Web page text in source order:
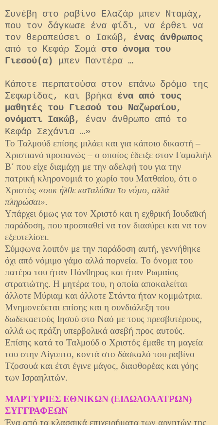
Συνέβη στο ραβίνο Ελαζάρ μπεν Νταμάχ,
που τον δάγκωσε ένα φίδι, να έρθει να
τον θεραπεύσει ο Ιακώβ, ένας άνθρωπος
από το Κεφάρ Σομά στο όνομα του
Γιεσού(α) μπεν Παντέρα …
Κάποτε περπατούσα στον επάνω δρόμο της
Σεφωρίδας, και βρήκα ένα από τους
μαθητές του Γιεσού του Ναζωραίου,
ονόματι Ιακώβ,
έναν άνθρωπο από το
Κεφάρ Σεχάνια …»
Το Ταλμούδ επίσης μιλάει και για κάποιο δικαστή –
Χριστιανό προφανώς – ο οποίος έδειξε στον Γαμαλιήλ
Β΄ που είχε διαμάχη με την αδελφή του για την
πατρική κληρονομιά το χωρίο του Ματθαίου, ότι ο
Χριστός «ουκ ήλθε καταλύσαι το νόμο, αλλά
πληρώσαι».
Υπάρχει όμως για τον Χριστό και η εχθρική Ιουδαϊκή
παράδοση, που προσπαθεί να τον διασύρει και να τον
εξευτελίσει.
Σύμφωνα λοιπόν με την παράδοση αυτή, γεννήθηκε
όχι από νόμιμο γάμο αλλά πορνεία. Το όνομα του
πατέρα του ήταν Πάνθηρας και ήταν Ρωμαίος
στρατιώτης. Η μητέρα του, η οποία αποκαλείται
άλλοτε Μύριαμ και άλλοτε Στάντα ήταν κομμώτρια.
Μνημονεύεται επίσης και η συνδιάλεξη του
δωδεκαετούς Ιησού στο Ναό με τους πρεσβυτέρους,
αλλά ως πράξη υπερβολικά ασεβή προς αυτούς.
Επίσης κατά το Ταλμούδ ο Χριστός έμαθε τη μαγεία
του στην Αίγυπτο, κοντά στο δάσκαλό του ραβίνο
Τζοσουά και έτσι έγινε μάγος, διαφθορέας και γόης
των Ισραηλιτών.
ΜΑΡΤΥΡΙΕΣ ΕΘΝΙΚΩΝ (ΕΙΔΩΛΟΛΑΤΡΩΝ)
ΣΥΓΓΡΑΦΕΩΝ
Ένα από τα κλασσικά επιχειρήματα των αρνητών της